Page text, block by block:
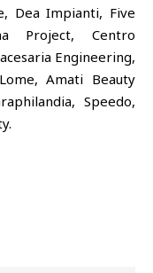
Dea Impianti, Five
Project, Centro
Engineering,
Amati Beauty
Speedo,